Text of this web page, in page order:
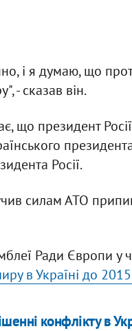
і я думаю, що
- сказав він.
що президент Росії
Росії.
силам АТО
Ради Європи у
в Україні до
конфлікту в